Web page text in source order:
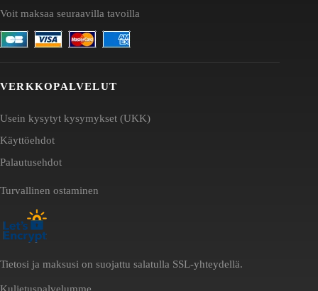
Voit maksaa seuraavilla tavoilla
VERKKOPALVELUT
Usein kysytyt kysymykset (UKK)
Käyttöehdot
Palautusehdot
Turvallinen ostaminen
Tietosi ja maksusi on suojattu salatulla SSL-yhteydellä.
Kuljetuspalvelumme